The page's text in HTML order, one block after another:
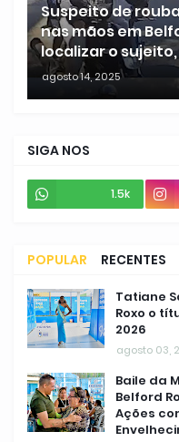
Suspeito de
nas mãos em
localizar o
agosto 14, 2025
SIGA NOS
1.5k
POPULAR RECENTES
Tatiane
Roxo o
2026
agosto 03,
Baile da
Belford
Ações